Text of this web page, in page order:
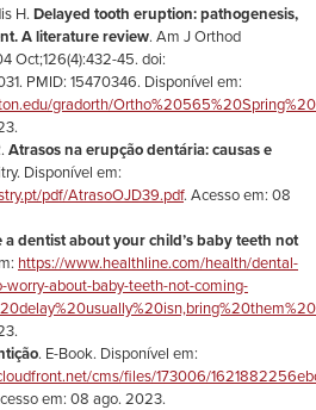
H. Delayed tooth eruption: pathogenesis,
A literature review. Am J Orthod
Oct;126(4):432-45. doi:
PMID: 15470346. Disponível em:
gradorth/
Atrasos na erupção dentária: causas e
Disponível em:
pdf/AtrasoOJD39.pdf. Acesso em: 08
a dentist about your child’s baby teeth not
https://www.healthline.com/health/dental-
about-baby-teeth-not-coming-
. E-Book. Disponível em:
cms/files/173006/
em: 08 ago. 2023.